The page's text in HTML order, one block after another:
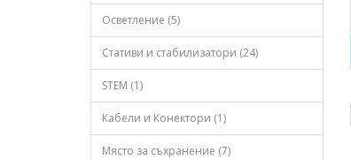
Осветление (5)
Стативи и стабилизатори (24)
STEM (1)
Кабели и Конектори (1)
Място за съхранение (7)